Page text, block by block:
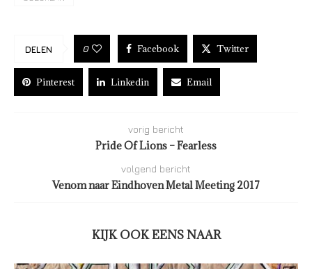
DELEN 0 Facebook Twitter
Pinterest Linkedin Email
vorig bericht
Pride Of Lions – Fearless
volgend bericht
Venom naar Eindhoven Metal Meeting 2017
KIJK OOK EENS NAAR